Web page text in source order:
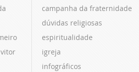
campanha da fraternidade
dúvidas religiosas
espiritualidade
igreja
infográficos